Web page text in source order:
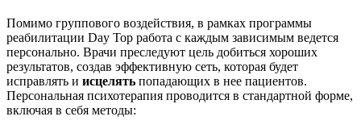
Помимо группового воздействия, в рамках программы
реабилитации Day Top работа с каждым зависимым ведется
персонально. Врачи преследуют цель добиться хороших
результатов, создав эффективную сеть, которая будет
исправлять и исцелять попадающих в нее пациентов.
Персональная психотерапия проводится в стандартной форме,
включая в себя методы: